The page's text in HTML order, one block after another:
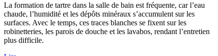
La formation de tartre dans la salle de bain est fréquente, car l’eau
chaude, l’humidité et les dépôts minéraux s’accumulent sur les
surfaces. Avec le temps, ces traces blanches se fixent sur les
robinetteries, les parois de douche et les lavabos, rendant l’entretien
plus difficile.